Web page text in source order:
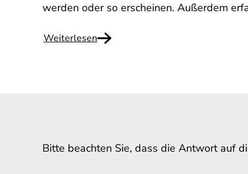
werden oder so erscheinen. Außerdem
Weiterlesen
Bitte beachten Sie, dass die Antwort auf